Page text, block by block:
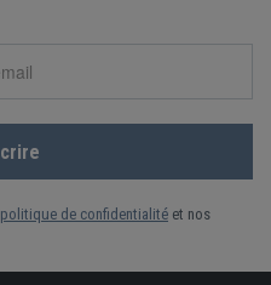
politique de confidentialité et nos